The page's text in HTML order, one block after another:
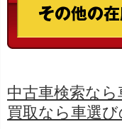
中古車検索な
買取なら車選